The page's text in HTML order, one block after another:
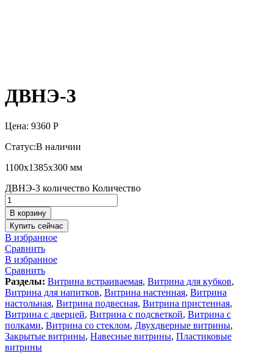
ДВНЭ-3
Цена: 9360 Р
Статус:В наличии
1100х1385х300 мм
ДВНЭ-3 количество Количество
В корзину
Купить сейчас
В избранное
Сравнить
В избранное
Сравнить
Разделы: Витрина встраиваемая, Витрина для кубков,
Витрина для напитков, Витрина настенная, Витрина
настольная, Витрина подвесная, Витрина пристенная,
Витрина с дверцей, Витрина с подсветкой, Витрина с
полками, Витрина со стеклом, Двухдверные витрины,
Закрытые витрины, Навесные витрины, Пластиковые
витрины